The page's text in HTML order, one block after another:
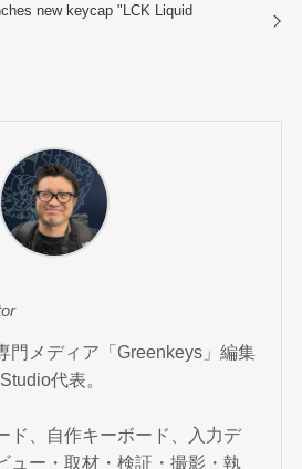
new keycap "LCK Liquid
門メディア「Greenkeys」編集
代表。
ド、自作キーボード、入力デ
ュー・取材・検証・撮影・執